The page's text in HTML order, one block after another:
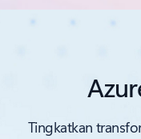
Tingkatkan